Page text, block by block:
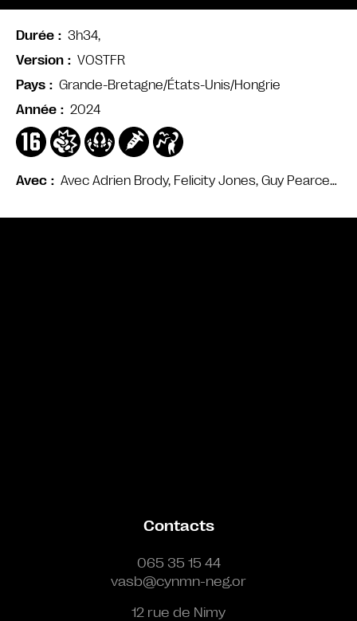
Avec Avec Adrien Brody, Felicity Jones, Guy Pearce…
Durée
3h34,
Version
VOSTFR
Pays
Grande-Bretagne/États-Unis/Hongrie
Année
2024
Contacts
065 35 15 44
vasb@cynmn-neg.or
12 rue de Nimy